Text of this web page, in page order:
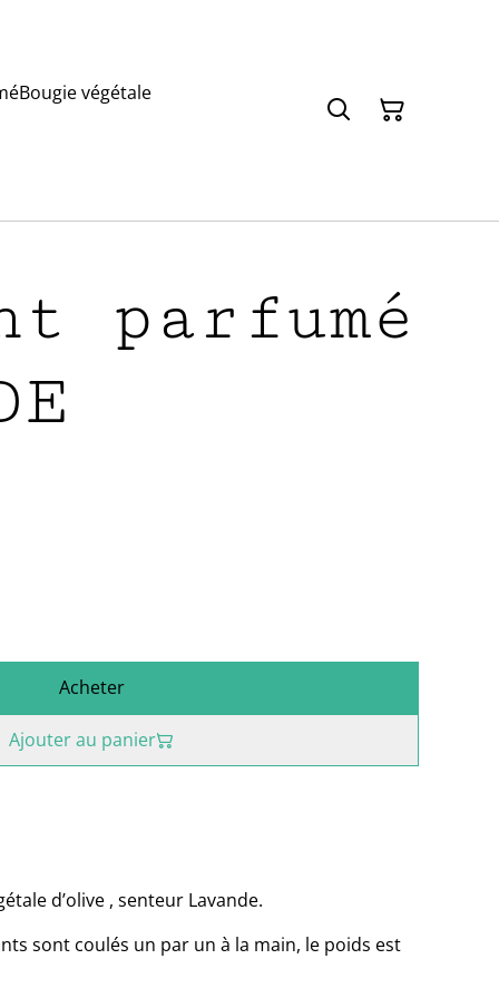
Bougie végétale
parfumé
Acheter
Ajouter au panier
d’olive , senteur Lavande.
sont coulés un par un à la main, le poids est